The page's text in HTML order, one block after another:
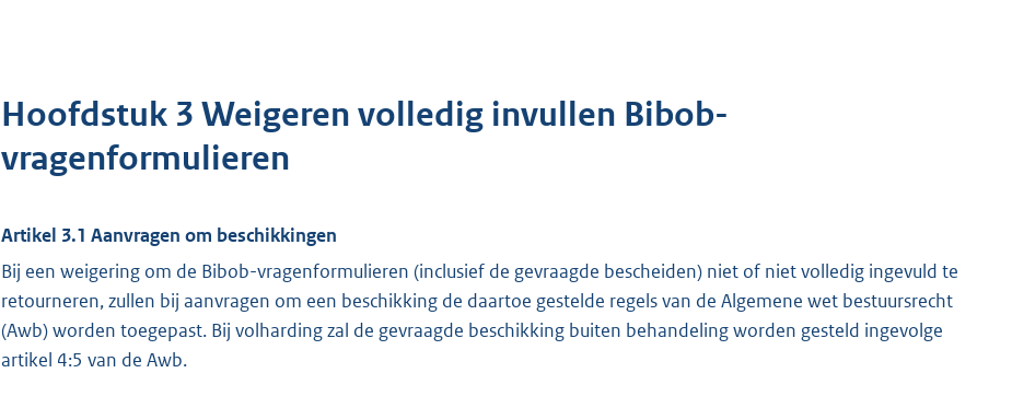
Hoofdstuk 3 Weigeren volledig invullen Bibob-
vragenformulieren
Artikel 3.1 Aanvragen om beschikkingen
Bij een weigering om de Bibob-vragenformulieren (inclusief de gevraagde bescheiden) niet of niet volledig ingevuld te
retourneren, zullen bij aanvragen om een beschikking de daartoe gestelde regels van de Algemene wet bestuursrecht
(Awb) worden toegepast. Bij volharding zal de gevraagde beschikking buiten behandeling worden gesteld ingevolge
artikel 4:5 van de Awb.